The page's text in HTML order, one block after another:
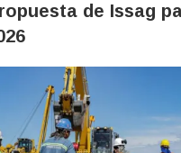
de Issag